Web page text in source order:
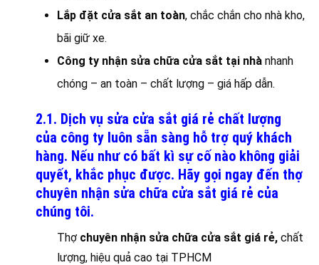
Lắp đặt cửa sắt an toàn, chắc chắn cho nhà kho,
bãi giữ xe.
Công ty nhận sửa chữa cửa sắt tại nhà nhanh
chóng – an toàn – chất lượng – giá hấp dẫn.
2.1. Dịch vụ sửa cửa sắt giá rẻ chất lượng
của công ty luôn sẵn sàng hỗ trợ quý khách
hàng. Nếu như có bất kì sự cố nào không giải
quyết, khắc phục được. Hãy gọi ngay đến thợ
chuyên nhận sửa chữa cửa sắt giá rẻ của
chúng tôi.
Thợ chuyên nhận sửa chữa cửa sắt giá rẻ, chất
lượng, hiệu quả cao tại TPHCM